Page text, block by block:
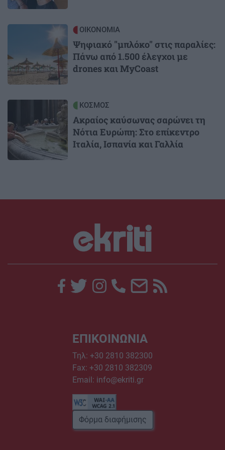
ΟΙΚΟΝΟΜΙΑ
Ψηφιακό "μπλόκο" στις παραλίες:
Πάνω από 1.500 έλεγχοι με
drones και MyCoast
ΚΟΣΜΟΣ
Ακραίος καύσωνας σαρώνει τη
Νότια Ευρώπη: Στο επίκεντρο
Ιταλία, Ισπανία και Γαλλία
ΕΠΙΚΟΙΝΩΝΙΑ
Τηλ: +30 2810 382300
Fax: +30 2810 382309
Email: info@ekriti.gr
Φόρμα διαφήμισης